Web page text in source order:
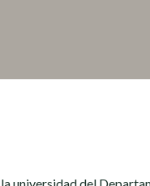
universidad del